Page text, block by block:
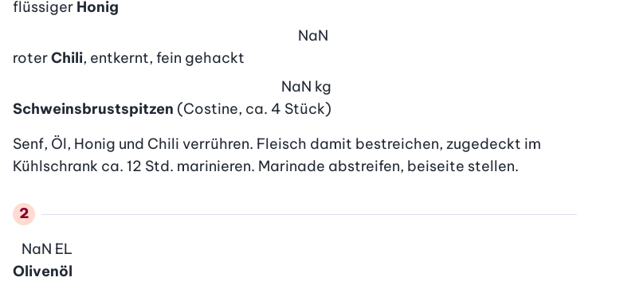
flüssiger Honig
roterChili, entkernt, fein gehackt
NaN
Schweinsbrustspitzen (Costine, ca. 4 Stück)
NaN kg
Senf, Öl, Honig und Chili verrühren. Fleisch damit bestreichen, zugedeckt im
Kühlschrank ca. 12 Std. marinieren. Marinade abstreifen, beiseite stellen.
Olivenöl
NaN EL